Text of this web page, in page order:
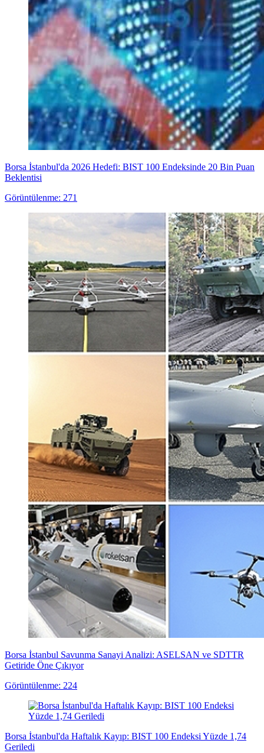
Borsa İstanbul'da 2026 Hedefi: BIST 100 Endeksinde 20 Bin Puan
Beklentisi
Görüntülenme: 271
Borsa İstanbul Savunma Sanayi Analizi: ASELSAN ve SDTTR
Getiride Öne Çıkıyor
Görüntülenme: 224
Borsa İstanbul'da Haftalık Kayıp: BIST 100 Endeksi Yüzde 1,74
Geriledi